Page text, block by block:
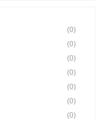
(0)
(0)
(0)
(0)
(0)
(0)
(0)